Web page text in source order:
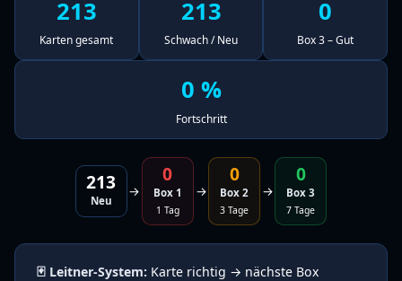
213
Karten gesamt
213
Schwach / Neu
0
Box 3 – Gut
0 %
Fortschritt
213
Neu
→
0
Box 1
1 Tag
→
0
Box 2
3 Tage
→
0
Box 3
7 Tage
🃏 Leitner-System: Karte richtig → nächste Box